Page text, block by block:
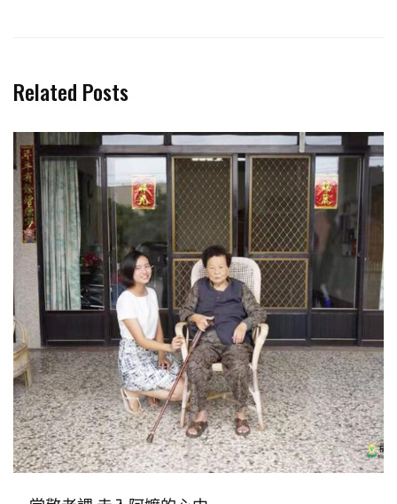
Related Posts